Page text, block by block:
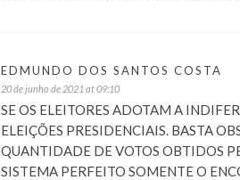
EDMUNDO DOS SANTOS COSTA
20 de junho de 2021 at 09:10
SE OS ELEITORES ADOTAM A
ELEIÇÕES PRESIDENCIAIS. BASTA
QUANTIDADE DE VOTOS OBTIDOS
SISTEMA PERFEITO SOMENTE O